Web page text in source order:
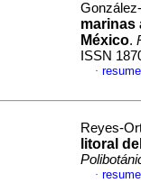
marinas
México.
ISSN
·
Reyes-
litoral
·